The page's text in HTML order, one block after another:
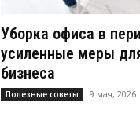
Уборка офиса в
усиленные меры
бизнеса
Полезные советы 9 мая, 2026